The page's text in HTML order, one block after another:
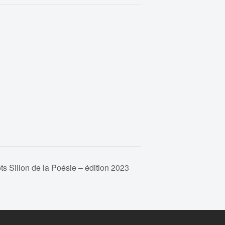
Sillon de la Poésie – édition 2023